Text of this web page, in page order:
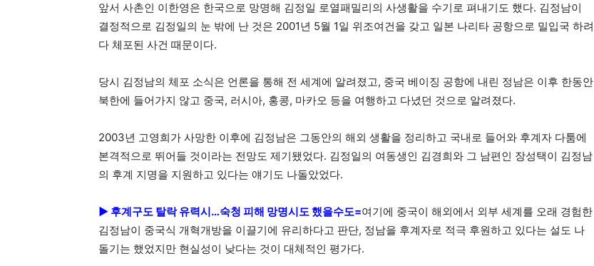
앞서 사촌인 이한영은 한국으로 망명해 김정일 로열패밀리의 사생활을 수기로 펴내기도 했다. 김정남이
결정적으로 김정일의 눈 밖에 난 것은 2001년 5월 1일 위조여건을 갖고 일본 나리타 공항으로 밀입국 하려
다 체포된 사건 때문이다.
당시 김정남의 체포 소식은 언론을 통해 전 세계에 알려졌고, 중국 베이징 공항에 내린 정남은 이후 한동안
북한에 들어가지 않고 중국, 러시아, 홍콩, 마카오 등을 여행하고 다녔던 것으로 알려졌다.
2003년 고영희가 사망한 이후에 김정남은 그동안의 해외 생활을 정리하고 국내로 들어와 후계자 다툼에
본격적으로 뛰어들 것이라는 전망도 제기됐었다. 김정일의 여동생인 김경희와 그 남편인 장성택이 김정남
의 후계 지명을 지원하고 있다는 얘기도 나돌았었다.
► 후계구도 탈락 유력시…숙청 피해 망명시도 했을수도=여기에 중국이 해외에서 외부 세계를 오래 경험한
김정남이 중국식 개혁개방을 이끌기에 유리하다고 판단, 정남을 후계자로 적극 후원하고 있다는 설도 나
돌기는 했었지만 현실성이 낮다는 것이 대체적인 평가다.